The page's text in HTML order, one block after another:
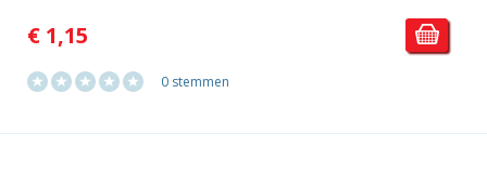
€ 1,15
0 stemmen